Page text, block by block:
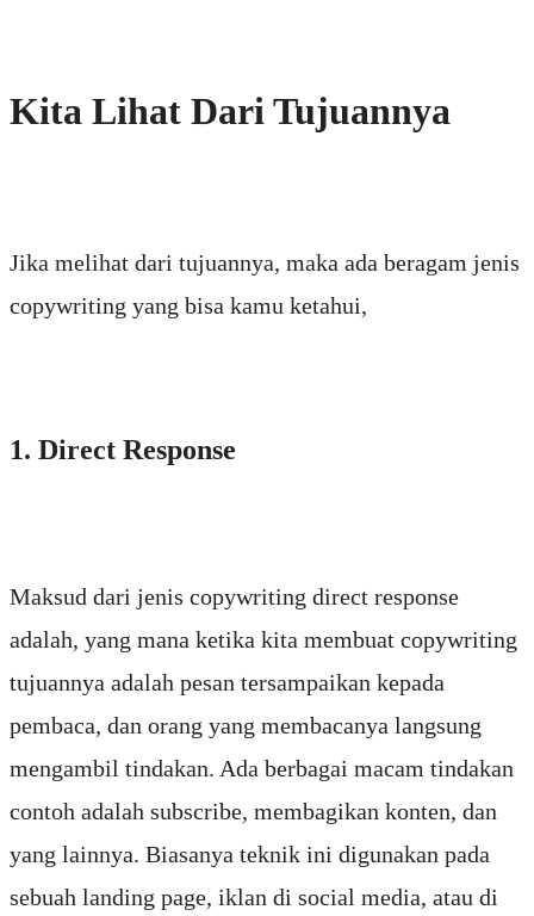
Kita Lihat Dari Tujuannya
Jika melihat dari tujuannya, maka ada beragam jenis
copywriting yang bisa kamu ketahui,
1. Direct Response
Maksud dari jenis copywriting direct response
adalah, yang mana ketika kita membuat copywriting
tujuannya adalah pesan tersampaikan kepada
pembaca, dan orang yang membacanya langsung
mengambil tindakan. Ada berbagai macam tindakan
contoh adalah subscribe, membagikan konten, dan
yang lainnya. Biasanya teknik ini digunakan pada
sebuah landing page, iklan di social media, atau di